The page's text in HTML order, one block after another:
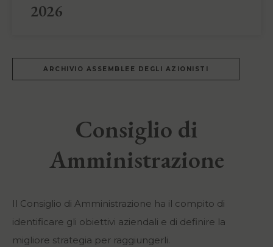
2026
ARCHIVIO ASSEMBLEE DEGLI AZIONISTI
Consiglio di
Amministrazione
Il Consiglio di Amministrazione ha il compito di
identificare gli obiettivi aziendali e di definire la
migliore strategia per raggiungerli.